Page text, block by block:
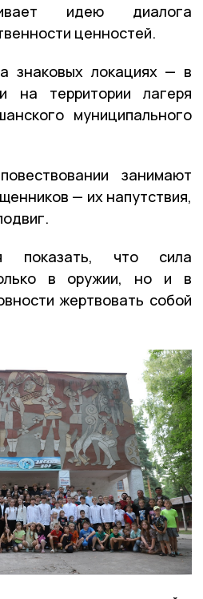
идею диалога
ценностей.
знаковых локациях — в
на территории лагеря
муниципального
занимают
— их напутствия,
показать, что сила
в оружии, но и в
жертвовать собой